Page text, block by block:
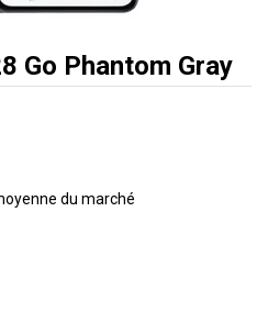
Go Phantom Gray
du marché